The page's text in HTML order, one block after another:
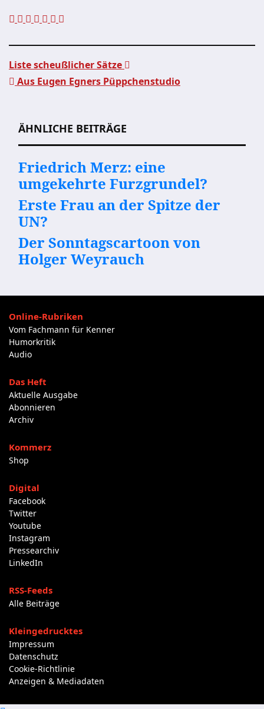
Liste scheußlicher Sätze
Aus Eugen Egners Püppchenstudio
ÄHNLICHE BEITRÄGE
Friedrich Merz: eine
umgekehrte Furzgrundel?
Erste Frau an der Spitze der
UN?
Der Sonntagscartoon von
Holger Weyrauch
Online-Rubriken
Vom Fachmann für Kenner
Humorkritik
Audio
Das Heft
Aktuelle Ausgabe
Abonnieren
Archiv
Kommerz
Shop
Digital
Facebook
Twitter
Youtube
Instagram
Pressearchiv
LinkedIn
RSS-Feeds
Alle Beiträge
Kleingedrucktes
Impressum
Datenschutz
Cookie-Richtlinie
Anzeigen & Mediadaten